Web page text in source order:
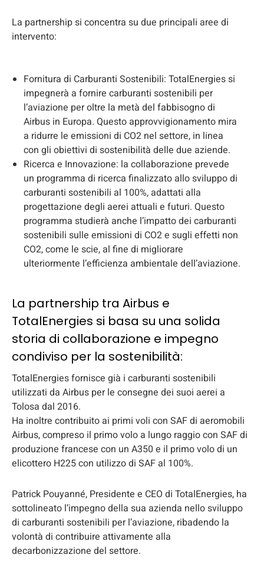
La partnership si concentra su due principali aree di
intervento:
Fornitura di Carburanti Sostenibili: TotalEnergies si
impegnerà a fornire carburanti sostenibili per
l’aviazione per oltre la metà del fabbisogno di
Airbus in Europa. Questo approvvigionamento mira
a ridurre le emissioni di CO2 nel settore, in linea
con gli obiettivi di sostenibilità delle due aziende.
Ricerca e Innovazione: la collaborazione prevede
un programma di ricerca finalizzato allo sviluppo di
carburanti sostenibili al 100%, adattati alla
progettazione degli aerei attuali e futuri. Questo
programma studierà anche l’impatto dei carburanti
sostenibili sulle emissioni di CO2 e sugli effetti non
CO2, come le scie, al fine di migliorare
ulteriormente l’efficienza ambientale dell’aviazione.
La partnership tra Airbus e
TotalEnergies si basa su una solida
storia di collaborazione e impegno
condiviso per la sostenibilità:
TotalEnergies fornisce già i carburanti sostenibili
utilizzati da Airbus per le consegne dei suoi aerei a
Tolosa dal 2016.
Ha inoltre contribuito ai primi voli con SAF di aeromobili
Airbus, compreso il primo volo a lungo raggio con SAF di
produzione francese con un A350 e il primo volo di un
elicottero H225 con utilizzo di SAF al 100%.
Patrick Pouyanné, Presidente e CEO di TotalEnergies, ha
sottolineato l’impegno della sua azienda nello sviluppo
di carburanti sostenibili per l’aviazione, ribadendo la
volontà di contribuire attivamente alla
decarbonizzazione del settore.